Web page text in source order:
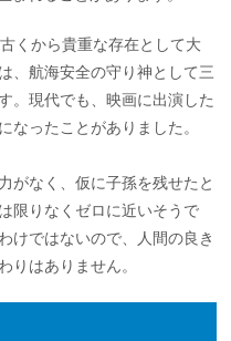
くから貴重な存在として大
、航海安全の守り神として三
。現代でも、映画に出演した
なったことがありました。
がなく、仮に子孫を残せたと
限りなくゼロに近いそうで
けではないので、人間の良き
りはありません。